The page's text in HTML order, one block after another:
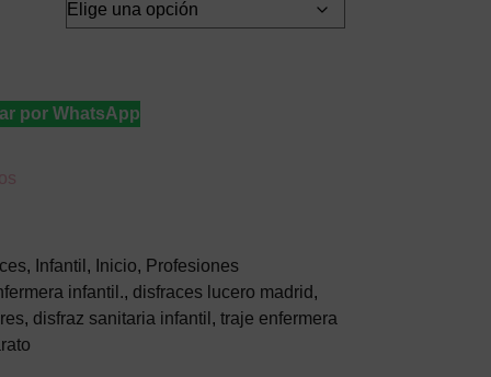
por WhatsApp
, Infantil , Inicio, Profesiones
infantil., disfraces lucero madrid ,
, disfraz sanitaria infantil , traje enfermera